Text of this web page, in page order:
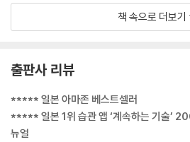
나씩 앱에 반영했다. 목표를 작게 시작하도
밍에만 알림을 보내는 기능, 하루 빠뜨려도
하는 사람과 실패하는 사람의 차이는 의지력
은 방법을 아느냐 모르느냐의 차이였다. 올
차이였다.
_ ‘머리말. 당신의 습관 성공률을 8.23배 높이
책 속으로 더보기
출판사 리뷰
***** 일본 아마존 베스트셀러
***** 일본 1위 습관 앱 ‘계속하는 기술’
뉴얼